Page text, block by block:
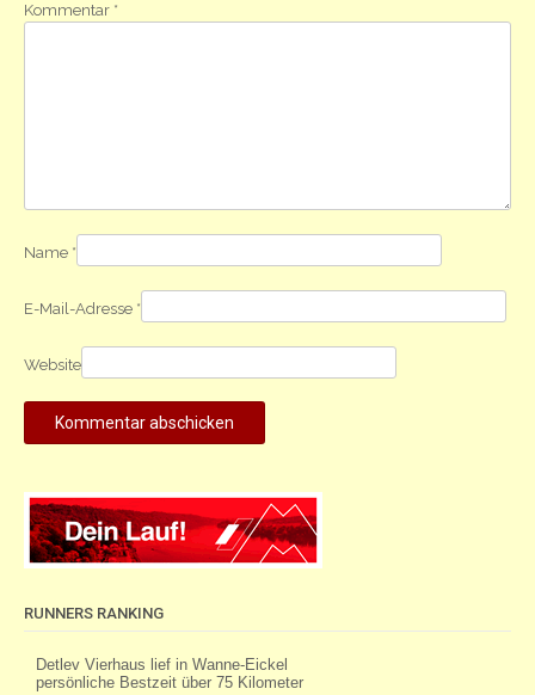
Kommentar *
Name *
E-Mail-Adresse *
Website
RUNNERS RANKING